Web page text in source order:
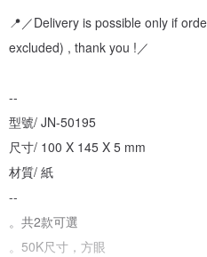
📍／Delivery is possible only if
excluded) , thank you !／
--
型號/ JN-50195
尺寸/ 100 X 145 X 5 mm
材質/ 紙
--
。共2款可選
。50K尺寸，方眼